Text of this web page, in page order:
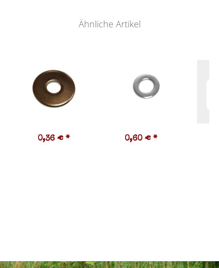
Ähnliche Artikel
0,36 € * 0,60 € *